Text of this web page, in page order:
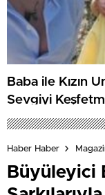
Baba ile Kızın
Sevgiyi
Haber Haber
Büyüleyici